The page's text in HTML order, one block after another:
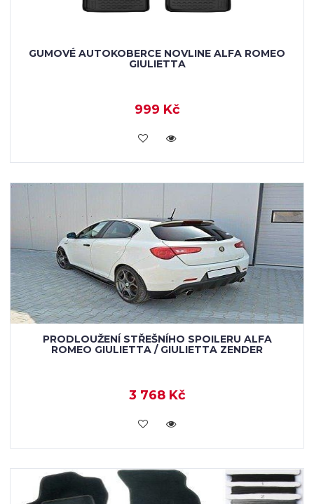
GUMOVÉ AUTOKOBERCE NOVLINE ALFA ROMEO
GIULIETTA
999 Kč
KOUPIT
PRODLOUŽENÍ STŘEŠNÍHO SPOILERU ALFA
ROMEO GIULIETTA / GIULIETTA ZENDER
3 768 Kč
KOUPIT